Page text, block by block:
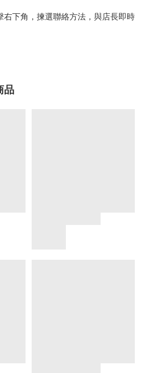
右下角，揀選聯絡方法，與店長即時
品